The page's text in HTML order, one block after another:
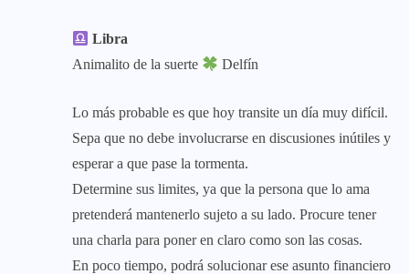
Libra
Animalito de la suerte
Delfín
Lo más probable es que hoy transite un día muy difícil.
Sepa que no debe involucrarse en discusiones inútiles y
esperar a que pase la tormenta.
Determine sus limites, ya que la persona que lo ama
pretenderá mantenerlo sujeto a su lado. Procure tener
una charla para poner en claro como son las cosas.
En poco tiempo, podrá solucionar ese asunto financiero